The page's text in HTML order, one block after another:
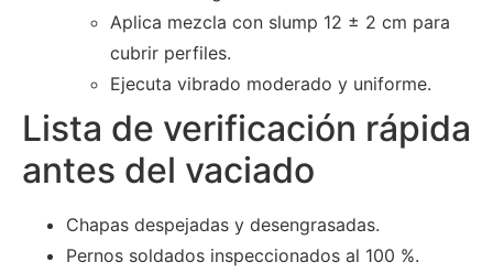
Aplica mezcla con slump 12 ± 2 cm para
cubrir perfiles.
Ejecuta vibrado moderado y uniforme.
Lista de verificación rápida
antes del vaciado
Chapas despejadas y desengrasadas.
Pernos soldados inspeccionados al 100 %.